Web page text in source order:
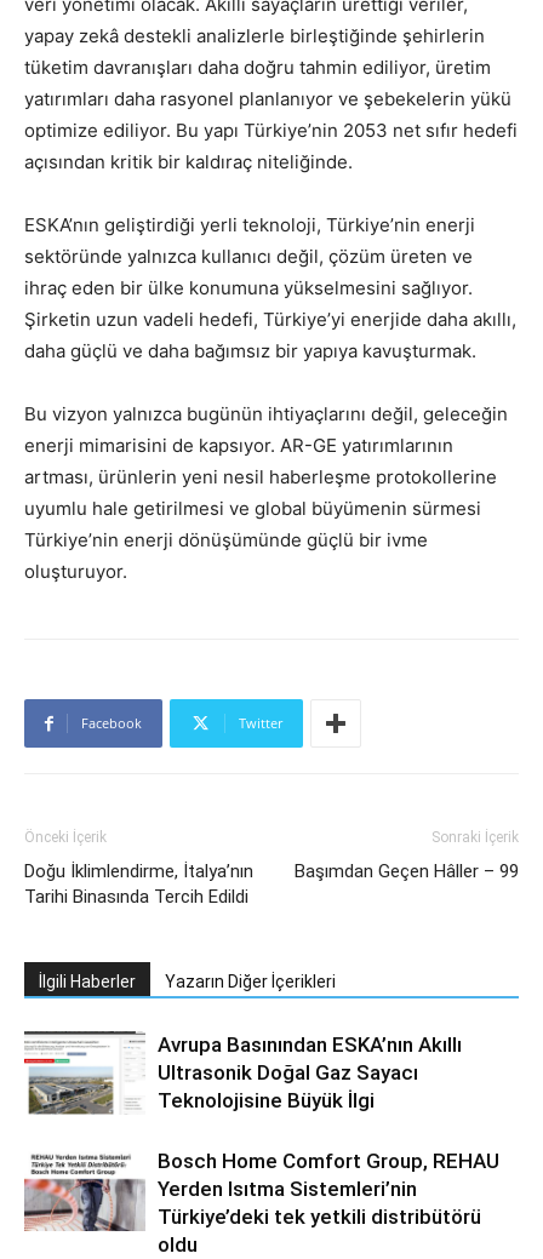
yapay zekâ destekli analizlerle birleştiğinde şehirlerin
tüketim davranışları daha doğru tahmin ediliyor, üretim
yatırımları daha rasyonel planlanıyor ve şebekelerin yükü
optimize ediliyor. Bu yapı Türkiye’nin 2053 net sıfır hedefi
açısından kritik bir kaldıraç niteliğinde.
ESKA’nın geliştirdiği yerli teknoloji, Türkiye’nin enerji
sektöründe yalnızca kullanıcı değil, çözüm üreten ve
ihraç eden bir ülke konumuna yükselmesini sağlıyor.
Şirketin uzun vadeli hedefi, Türkiye’yi enerjide daha akıllı,
daha güçlü ve daha bağımsız bir yapıya kavuşturmak.
Bu vizyon yalnızca bugünün ihtiyaçlarını değil, geleceğin
enerji mimarisini de kapsıyor. AR-GE yatırımlarının
artması, ürünlerin yeni nesil haberleşme protokollerine
uyumlu hale getirilmesi ve global büyümenin sürmesi
Türkiye’nin enerji dönüşümünde güçlü bir ivme
oluşturuyor.
Facebook Twitter
Önceki İçerik
Doğu İklimlendirme, İtalya’nın
Tarihi Binasında Tercih Edildi
Sonraki İçerik
Başımdan Geçen Hâller – 99
İlgili Haberler Yazarın Diğer İçerikleri
Avrupa Basınından ESKA’nın Akıllı
Ultrasonik Doğal Gaz Sayacı
Teknolojisine Büyük İlgi
Bosch Home Comfort Group, REHAU
Yerden Isıtma Sistemleri’nin
Türkiye’deki tek yetkili distribütörü
oldu